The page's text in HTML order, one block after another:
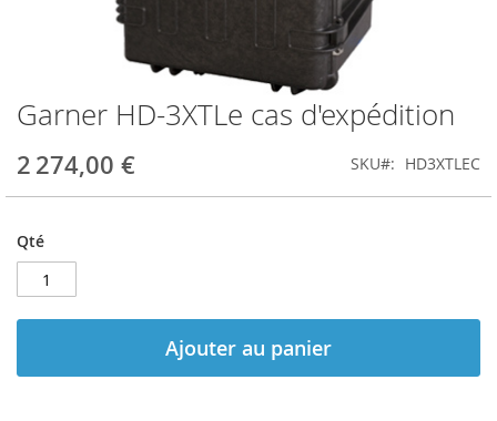
Garner HD-3XTLe cas d'expédition
2 274,00 € SKU HD3XTLEC
Qté
Ajouter au panier
Skip
to
the
beginning
of
images
gallery